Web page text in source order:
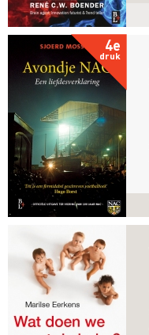
4e
druk